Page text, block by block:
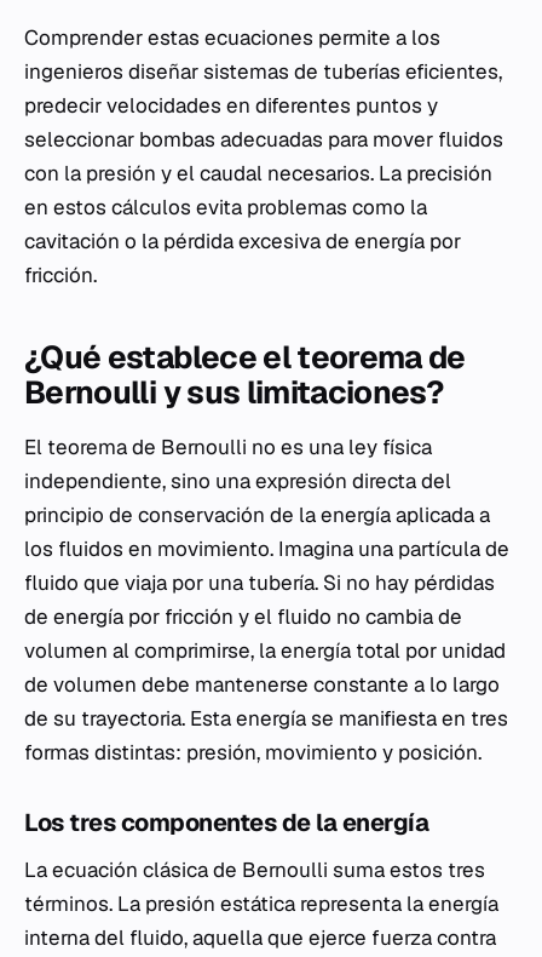
Comprender estas ecuaciones permite a los
ingenieros diseñar sistemas de tuberías eficientes,
predecir velocidades en diferentes puntos y
seleccionar bombas adecuadas para mover fluidos
con la presión y el caudal necesarios. La precisión
en estos cálculos evita problemas como la
cavitación o la pérdida excesiva de energía por
fricción.
¿Qué establece el teorema de
Bernoulli y sus limitaciones?
El teorema de Bernoulli no es una ley física
independiente, sino una expresión directa del
principio de conservación de la energía aplicada a
los fluidos en movimiento. Imagina una partícula de
fluido que viaja por una tubería. Si no hay pérdidas
de energía por fricción y el fluido no cambia de
volumen al comprimirse, la energía total por unidad
de volumen debe mantenerse constante a lo largo
de su trayectoria. Esta energía se manifiesta en tres
formas distintas: presión, movimiento y posición.
Los tres componentes de la energía
La ecuación clásica de Bernoulli suma estos tres
términos. La presión estática representa la energía
interna del fluido, aquella que ejerce fuerza contra